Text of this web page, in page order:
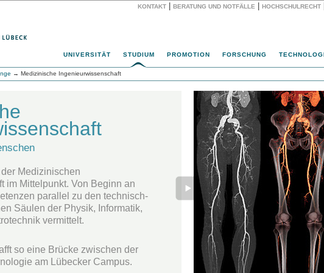
KONTAKT BERATUNG UND NOTFÄLLE HOCHSCHULRECHT
UNIVERSITÄT STUDIUM PROMOTION FORSCHUNG
→ Medizinische Ingenieurwissenschaft
Medizinischen
im Mittelpunkt. Von Beginn an
parallel zu den technisch-
Säulen der Physik, Informatik,
vermittelt.
so eine Brücke zwischen der
am Lübecker Campus.